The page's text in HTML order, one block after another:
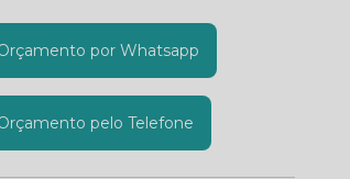
por Whatsapp
pelo Telefone